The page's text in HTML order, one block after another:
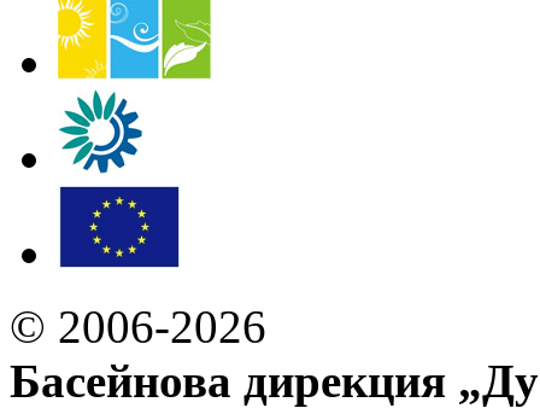
© 2006-2026
Басейнова дирекция